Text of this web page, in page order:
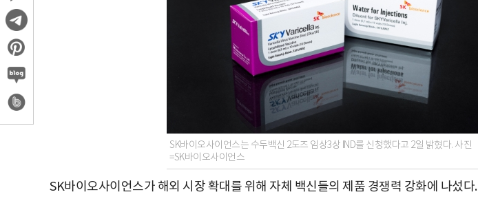
SK바이오사이언스는 수두백신 2도즈 임상3상 IND를 신청했다고 2일 밝혔다. 사진
=SK바이오사이언스
SK바이오사이언스가 해외 시장 확대를 위해 자체 백신들의 제품 경쟁력 강화에 나섰다.